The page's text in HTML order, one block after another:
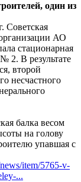
один из
Советская
АО
стационарная
2. В результате
второй
несчастного
балка весом
на голову
упавшая с
item/5765-v-
...